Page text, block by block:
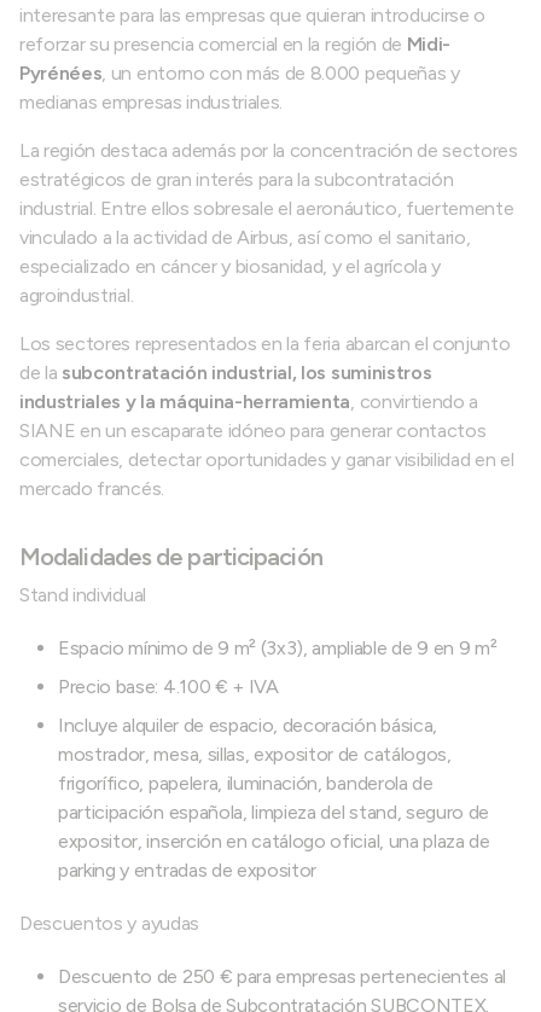
interesante para las empresas que quieran introducirse o
reforzar su presencia comercial en la región de Midi-
Pyrénées, un entorno con más de 8.000 pequeñas y
medianas empresas industriales.
La región destaca además por la concentración de sectores
estratégicos de gran interés para la subcontratación
industrial. Entre ellos sobresale el aeronáutico, fuertemente
vinculado a la actividad de Airbus, así como el sanitario,
especializado en cáncer y biosanidad, y el agrícola y
agroindustrial.
Los sectores representados en la feria abarcan el conjunto
de la subcontratación industrial, los suministros
industriales y la máquina-herramienta, convirtiendo a
SIANE en un escaparate idóneo para generar contactos
comerciales, detectar oportunidades y ganar visibilidad en el
mercado francés.
Modalidades de participación
Stand individual
Espacio mínimo de 9 m² (3x3), ampliable de 9 en 9 m²
Precio base: 4.100 € + IVA
Incluye alquiler de espacio, decoración básica,
mostrador, mesa, sillas, expositor de catálogos,
frigorífico, papelera, iluminación, banderola de
participación española, limpieza del stand, seguro de
expositor, inserción en catálogo oficial, una plaza de
parking y entradas de expositor
Descuentos y ayudas
Descuento de 250 € para empresas pertenecientes al
servicio de Bolsa de Subcontratación SUBCONTEX.